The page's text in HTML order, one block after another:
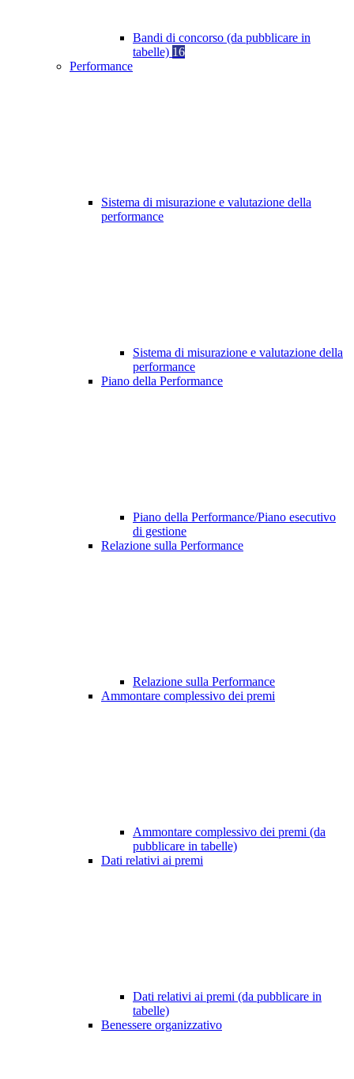
Bandi di concorso (da pubblicare in
tabelle) 16
Performance
Sistema di misurazione e valutazione della
performance
Sistema di misurazione e valutazione della
performance
Piano della Performance
Piano della Performance/Piano esecutivo
di gestione
Relazione sulla Performance
Relazione sulla Performance
Ammontare complessivo dei premi
Ammontare complessivo dei premi (da
pubblicare in tabelle)
Dati relativi ai premi
Dati relativi ai premi (da pubblicare in
tabelle)
Benessere organizzativo